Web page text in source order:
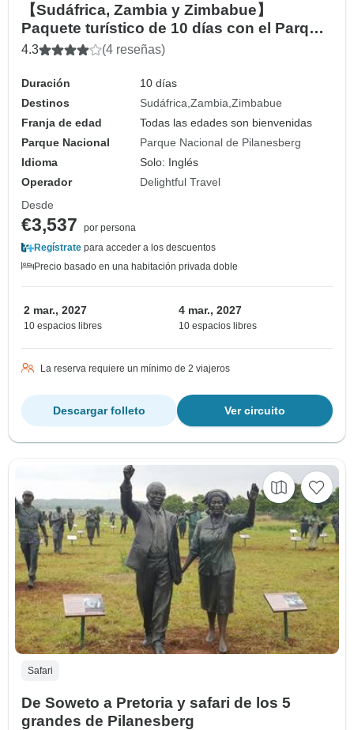
【Sudáfrica, Zambia y Zimbabue】
Paquete turístico de 10 días con el Parque
Nacional de Pilanesberg y las Cataratas
4.3 (4 reseñas)
Duración
10 días
Destinos
Sudáfrica Zambia Zimbabue
Franja de edad
Todas las edades son bienvenidas
Parque Nacional
Parque Nacional de Pilanesberg
Idioma
Solo: Inglés
Operador
Delightful Travel
Desde
€3,537
por persona
Regístrate para acceder a los descuentos
Precio basado en una habitación privada doble
2 mar., 2027
10 espacios libres
4 mar., 2027
10 espacios libres
La reserva requiere un mínimo de 2 viajeros
Ver circuito
Descargar folleto
Safari
De Soweto a Pretoria y safari de los 5
grandes de Pilanesberg